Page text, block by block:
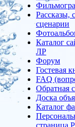
Рассказы,
сценарии
Каталог
ЛР
Форум
Гостевая
FAQ
Обратная
Доска
Каталог
страница